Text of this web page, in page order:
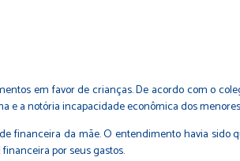
em favor de crianças. De acordo com o
e a notória incapacidade econômica dos
financeira da mãe. O entendimento havia sido
por seus gastos.